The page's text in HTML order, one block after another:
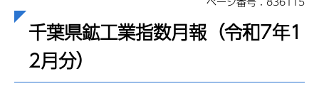
千葉県鉱工業指数月報（令和7年1
2月分）